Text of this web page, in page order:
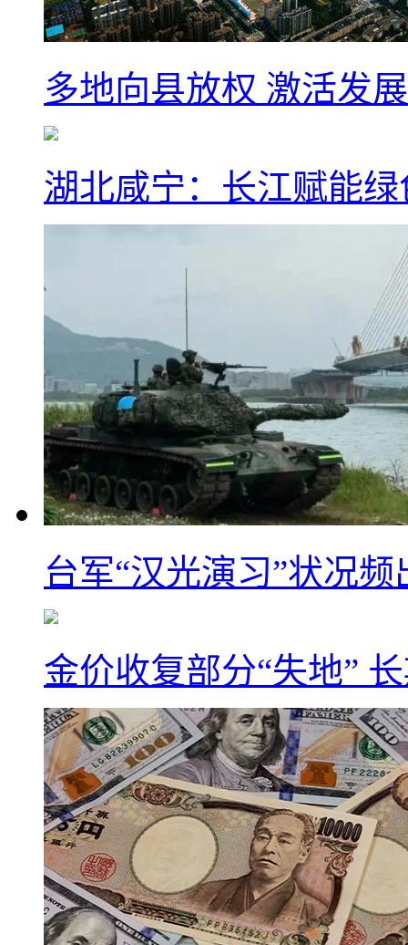
多地向县放权 激活发
湖北咸宁：长江赋能
台军“汉光演习”状况
金价收复部分“失地”